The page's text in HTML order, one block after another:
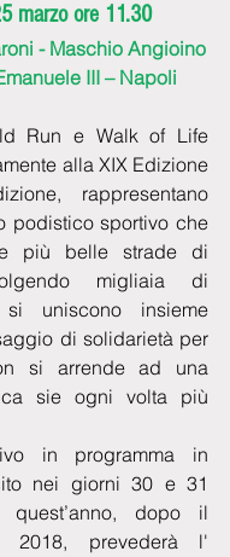
marzo ore 11.30
- Maschio Angioino
III – Napoli
Run e Walk of Life
alla XIX Edizione
rappresentano
podistico sportivo che
più belle strade di
migliaia di
uniscono insieme
di solidarietà per
si arrende ad una
sie ogni volta più
in programma in
nei giorni 30 e 31
quest’anno, dopo il
2018, prevederà l'